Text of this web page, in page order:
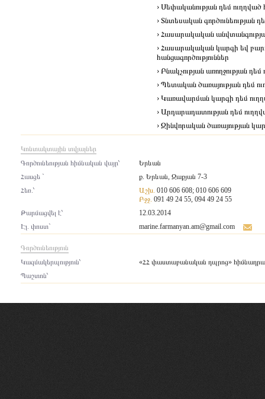
› Սեփականության դեմ ուղղված
› Տնտեսական գործունեության
› Հասարակական
› Հասարակական կարգի եվ
հանցագործություններ
› Բնակչության առողջության
› Պետական ծառայության դեմ
› Կառավարման կարգի դեմ
› Արդարադատության դեմ
› Զինվորական ծառայության
Կոնտակտային տվյալներ
Գործունեության հիմնական վայր՝
Երևան
Հասցե `
ք. Երևան, Զաքյան 7-3
Հեռ.՝
Աշխ. 010 606 608; 010 606 609
Բջջ. 091 49 24 55, 094 49 24 55
Թարմացվել է՝
12.03.2014
Էլ. փոստ`
marine.farmanyan.am@gmail.com
Գործունեություն
Կազմակերպություն՝
«ՀՀ փաստաբանական դպրոց»
Պաշտոն՝